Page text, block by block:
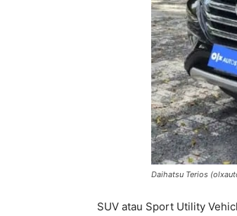
Daihatsu Terios
SUV atau Sport Utility